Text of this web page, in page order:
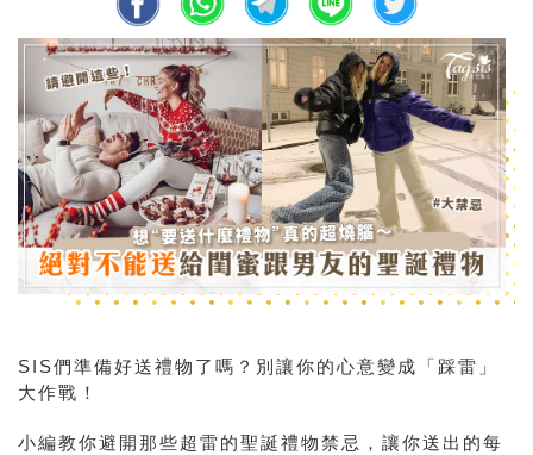
SIS們準備好送禮物了嗎？別讓你的心意變成「踩雷」
大作戰！
小編教你避開那些超雷的聖誕禮物禁忌，讓你送出的每